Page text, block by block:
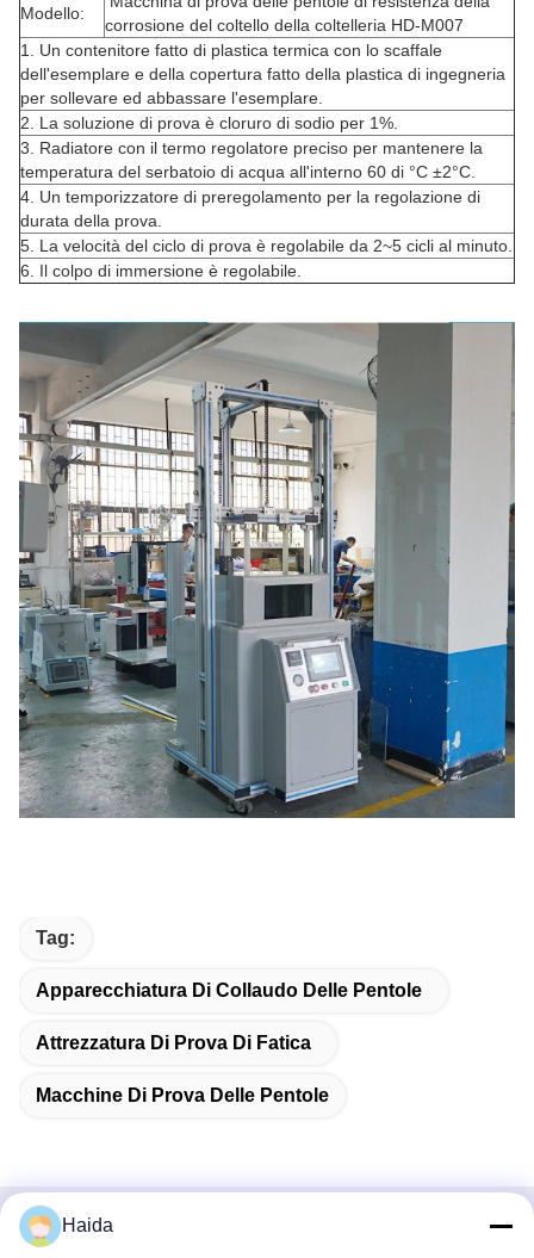
Modello:
corrosione del coltello della coltelleria HD-M007
1. Un contenitore fatto di plastica termica con lo scaffale
dell'esemplare e della copertura fatto della plastica di ingegneria
per sollevare ed abbassare l'esemplare.
2. La soluzione di prova è cloruro di sodio per 1%.
3. Radiatore con il termo regolatore preciso per mantenere la
temperatura del serbatoio di acqua all'interno 60 di °C ±2°C.
4. Un temporizzatore di preregolamento per la regolazione di
durata della prova.
5. La velocità del ciclo di prova è regolabile da 2~5 cicli al minuto.
6. Il colpo di immersione è regolabile.
Tag:
Apparecchiatura Di Collaudo Delle Pentole
Attrezzatura Di Prova Di Fatica
Macchine Di Prova Delle Pentole
Contatto rapido
Haida